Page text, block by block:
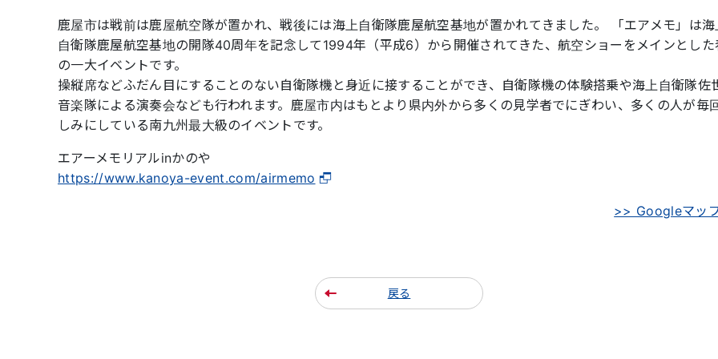
鹿屋市は戦前は鹿屋航空隊が置かれ、戦後には海上自衛隊鹿屋航空基地が置かれてきました。 「エアメモ」は海
自衛隊鹿屋航空基地の開隊40周年を記念して1994年（平成6）から開催されてきた、航空ショーをメインとした
の一大イベントです。
操縦席などふだん目にすることのない自衛隊機と身近に接することができ、自衛隊機の体験搭乗や海上自衛隊佐
音楽隊による演奏会なども行われます。鹿屋市内はもとより県内外から多くの見学者でにぎわい、多くの人が毎
しみにしている南九州最大級のイベントです。
エアーメモリアルinかのや
https://www.kanoya-event.com/airmemo
>> Googleマッ
戻る